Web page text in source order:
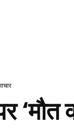
‘मौत